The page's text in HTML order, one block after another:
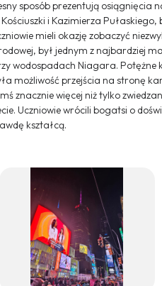
sposób prezentują osiągnięcia
i Kazimierza
mieli okazję zobaczyć
był jednym z najbardziej
wodospadach Niagara.
możliwość przejścia na stronę
znacznie więcej niż tylko
Uczniowie wrócili bogatsi o
kształcą.